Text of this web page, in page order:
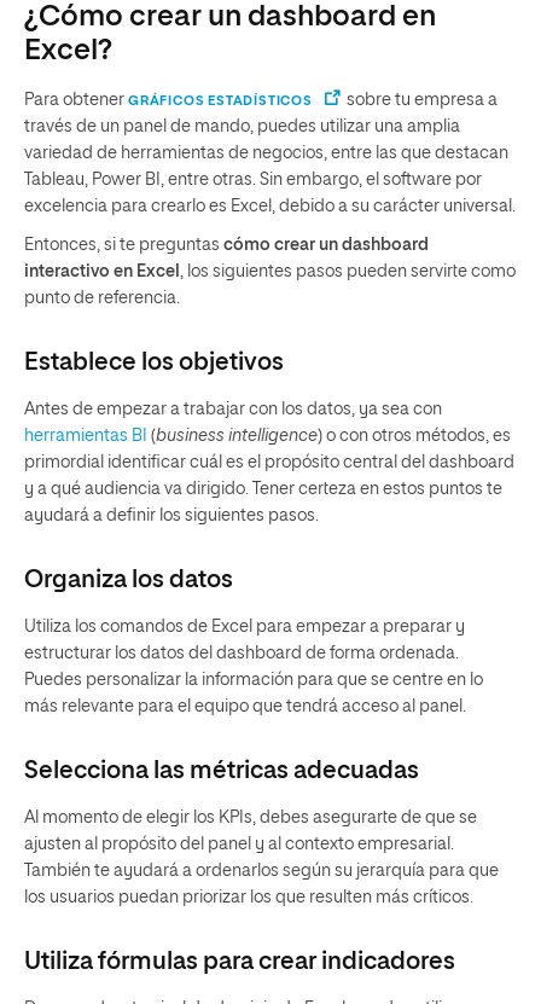
¿Cómo crear un dashboard en
Excel?
Para obtener GRÁFICOS ESTADÍSTICOS
sobre tu empresa a
través de un panel de mando, puedes utilizar una amplia
variedad de herramientas de negocios, entre las que destacan
Tableau, Power BI, entre otras. Sin embargo, el software por
excelencia para crearlo es Excel, debido a su carácter universal.
Entonces, si te preguntas cómo crear un dashboard
interactivo en Excel
, los siguientes pasos pueden servirte como
punto de referencia.
Establece los objetivos
Antes de empezar a trabajar con los datos, ya sea con
herramientas BI (business intelligence) o con otros métodos, es
primordial identificar cuál es el propósito central del dashboard
y a qué audiencia va dirigido. Tener certeza en estos puntos te
ayudará a definir los siguientes pasos.
Organiza los datos
Utiliza los comandos de Excel para empezar a preparar y
estructurar los datos del dashboard de forma ordenada.
Puedes personalizar la información para que se centre en lo
más relevante para el equipo que tendrá acceso al panel.
Selecciona las métricas adecuadas
Al momento de elegir los KPIs, debes asegurarte de que se
ajusten al propósito del panel y al contexto empresarial.
También te ayudará a ordenarlos según su jerarquía para que
los usuarios puedan priorizar los que resulten más críticos.
Utiliza fórmulas para crear indicadores